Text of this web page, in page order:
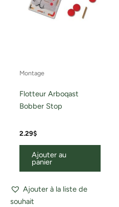
Montage
Flotteur Arboqast
Bobber Stop
2.29$
Ajouter au
panier
Ajouter à la liste de
souhait